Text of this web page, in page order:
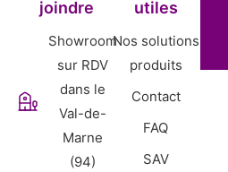
joindre
Showroom
sur RDV
dans le
Val-de-
Marne
(94)
utiles
Nos solutions
produits
Contact
FAQ
SAV